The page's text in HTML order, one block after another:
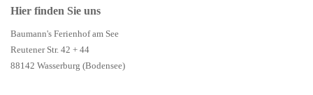
Hier finden Sie uns
Baumann's Ferienhof am See
Reutener Str. 42 + 44
88142 Wasserburg (Bodensee)